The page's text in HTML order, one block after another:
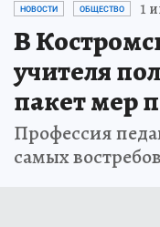
НОВОСТИ ОБЩЕСТВО 1
В
учителя
пакет мер
Профессия
самых